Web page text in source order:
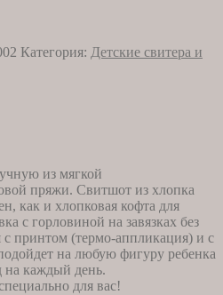
Категория: Детские свитера и
из мягкой
пряжи. Свитшот из хлопка
как и хлопковая кофта для
с горловиной на завязках без
принтом (термо-аппликация) и с
на любую фигуру ребенка
на каждый день.
для вас!